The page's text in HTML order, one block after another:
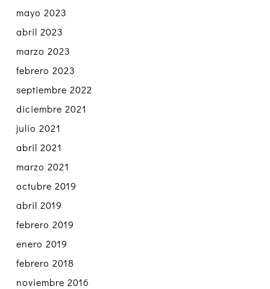
mayo 2023
abril 2023
marzo 2023
febrero 2023
septiembre 2022
diciembre 2021
julio 2021
abril 2021
marzo 2021
octubre 2019
abril 2019
febrero 2019
enero 2019
febrero 2018
noviembre 2016